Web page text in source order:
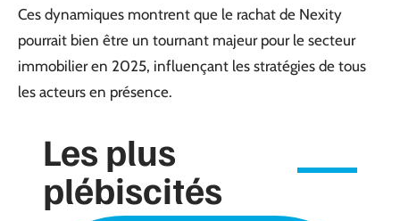
Ces dynamiques montrent que le rachat de Nexity
pourrait bien être un tournant majeur pour le secteur
immobilier en 2025, influençant les stratégies de tous
les acteurs en présence.
Les plus
plébiscités